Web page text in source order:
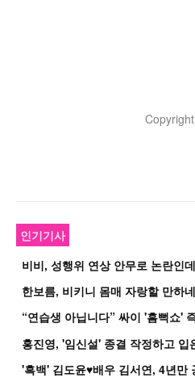
인기기사
한보름, 비키니 몸매 자랑할 만하